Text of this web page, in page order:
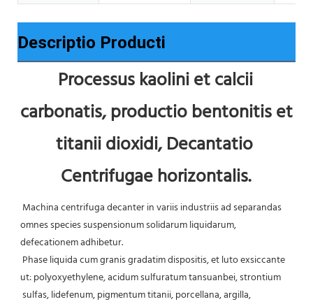
Descriptio Producti
Processus kaolini et calcii
carbonatis, productio bentonitis et
titanii dioxidi, Decantatio
Centrifugae horizontalis.
Machina centrifuga decanter in variis industriis ad separandas
omnes species suspensionum solidarum liquidarum,
defecationem adhibetur.
ut: polyoxyethylene, acidum sulfuratum tansuanbei, strontium